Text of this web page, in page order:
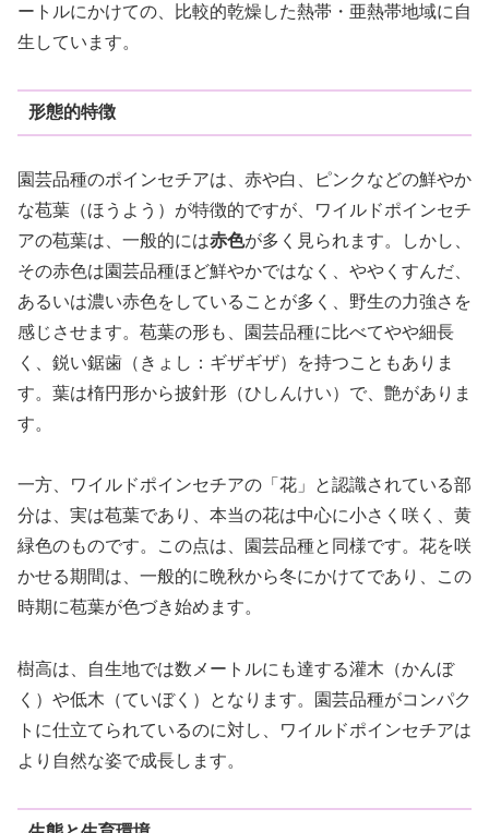
ートルにかけての、比較的乾燥した熱帯・亜熱帯地域に自
生しています。
形態的特徴
園芸品種のポインセチアは、赤や白、ピンクなどの鮮やか
な苞葉（ほうよう）が特徴的ですが、ワイルドポインセチ
アの苞葉は、一般的には赤色が多く見られます。しかし、
その赤色は園芸品種ほど鮮やかではなく、ややくすんだ、
あるいは濃い赤色をしていることが多く、野生の力強さを
感じさせます。苞葉の形も、園芸品種に比べてやや細長
く、鋭い鋸歯（きょし：ギザギザ）を持つこともありま
す。葉は楕円形から披針形（ひしんけい）で、艶がありま
す。
一方、ワイルドポインセチアの「花」と認識されている部
分は、実は苞葉であり、本当の花は中心に小さく咲く、黄
緑色のものです。この点は、園芸品種と同様です。花を咲
かせる期間は、一般的に晩秋から冬にかけてであり、この
時期に苞葉が色づき始めます。
樹高は、自生地では数メートルにも達する灌木（かんぼ
く）や低木（ていぼく）となります。園芸品種がコンパク
トに仕立てられているのに対し、ワイルドポインセチアは
より自然な姿で成長します。